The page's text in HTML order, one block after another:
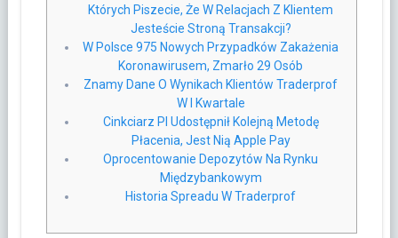
Których Piszecie, Że W Relacjach Z Klientem
Jesteście Stroną Transakcji?
W Polsce 975 Nowych Przypadków Zakażenia
Koronawirusem, Zmarło 29 Osób
Znamy Dane O Wynikach Klientów Traderprof
W I Kwartale
Cinkciarz Pl Udostępnił Kolejną Metodę
Płacenia, Jest Nią Apple Pay
Oprocentowanie Depozytów Na Rynku
Międzybankowym
Historia Spreadu W Traderprof